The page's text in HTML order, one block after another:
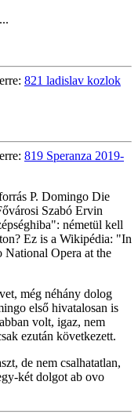
821 ladislav kozlok
819 Speranza 2019-
P. Domingo Die
Szabó Ervin
németül kell
Ez is a Wikipédia: "In
Opera at the
még néhány dolog
első hivatalosan is
volt, igaz, nem
ezután következett.
de nem csalhatatlan,
két dolgot ab ovo